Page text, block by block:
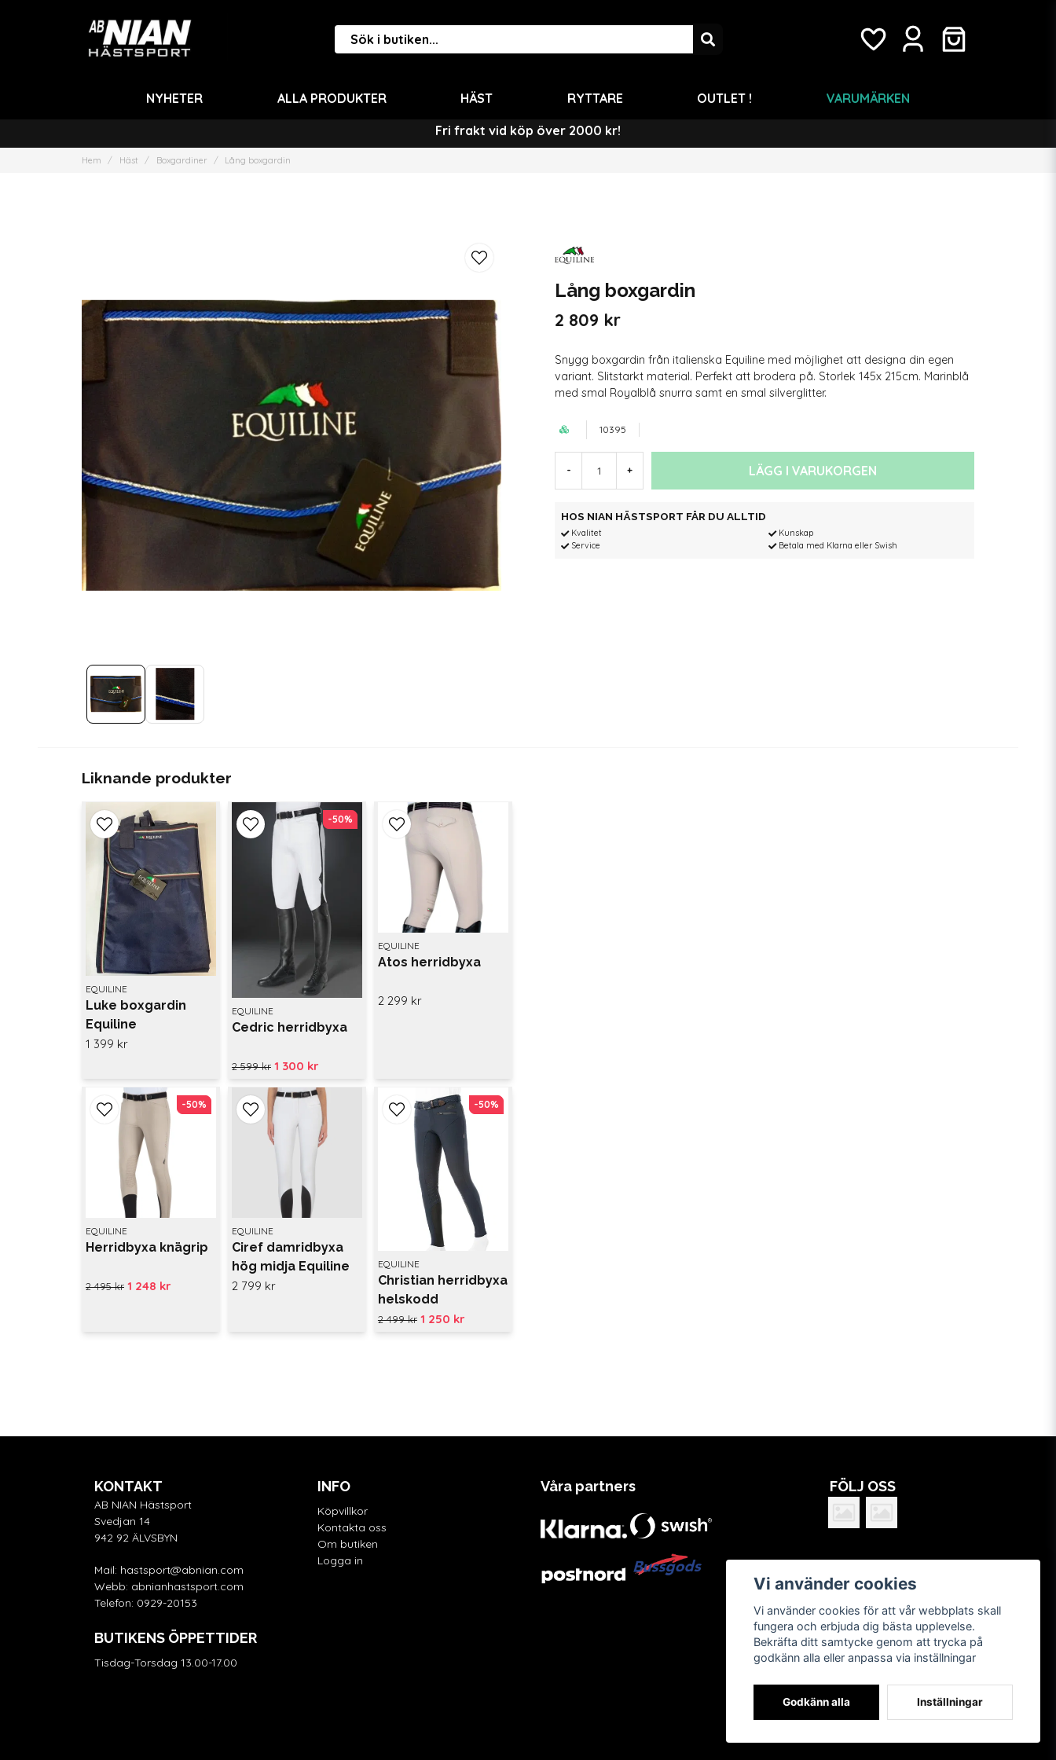
NYHETER ALLA PRODUKTER HÄST RYTTARE OUTLET ! VARUMÄRKEN
Fri frakt vid köp över 2000 kr!
Hem Häst Boxgardiner Lång boxgardin
Lång boxgardin
2 809 kr
Snygg boxgardin från italienska Equiline med möjlighet att designa din egen
variant. Slitstarkt material. Perfekt att brodera på. Storlek 145x 215cm. Marinblå
med smal Royalblå snurra samt en smal silverglitter.
10395
- + LÄGG I VARUKORGEN
HOS NIAN HÄSTSPORT FÅR DU ALLTID
Kvalitet
Service
Kunskap
Betala med Klarna eller Swish
Liknande produkter
EQUILINE
Luke boxgardin
Equiline
1 399 kr
EQUILINE
Cedric herridbyxa
2 599 kr 1 300 kr
-50%
-50%
EQUILINE
Atos herridbyxa
2 299 kr
EQUILINE
Herridbyxa knägrip
2 495 kr 1 248 kr
-50%
-50%
EQUILINE
Ciref damridbyxa
hög midja Equiline
2 799 kr
EQUILINE
Christian herridbyxa
helskodd
2 499 kr 1 250 kr
-50%
-50%
KONTAKT
AB NIAN Hästsport
Svedjan 14
942 92 ÄLVSBYN
Mail: hastsport@abnian.com
Webb: abnianhastsport.com
Telefon: 0929-20153
BUTIKENS ÖPPETTIDER
Tisdag-Torsdag 13.00-17.00
INFO
Köpvillkor
Kontakta oss
Om butiken
Logga in
Våra partners FÖLJ OSS
Vi använder cookies
Vi använder cookies för att vår webbplats skall
fungera och erbjuda dig bästa upplevelse.
Bekräfta ditt samtycke genom att trycka på
godkänn alla eller anpassa via inställningar
Godkänn alla Inställningar